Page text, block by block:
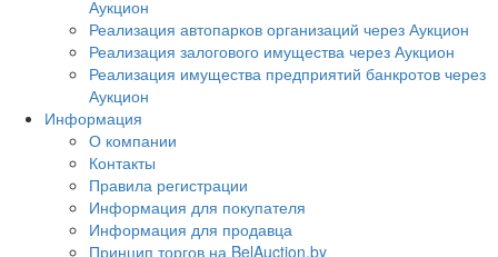
Аукцион
Реализация автопарков организаций через Аукцион
Реализация залогового имущества через Аукцион
Реализация имущества предприятий банкротов через
Аукцион
Информация
О компании
Контакты
Правила регистрации
Информация для покупателя
Информация для продавца
Принцип торгов на BelAuction.by